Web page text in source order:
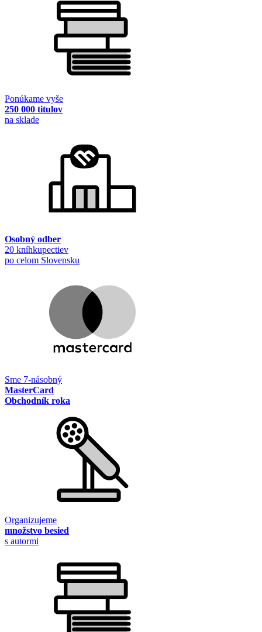
Ponúkame vyše
250 000 titulov
na sklade
Osobný odber
20 kníhkupectiev
po celom Slovensku
Sme 7-násobný
MasterCard
Obchodník roka
Organizujeme
množstvo besied
s autormi